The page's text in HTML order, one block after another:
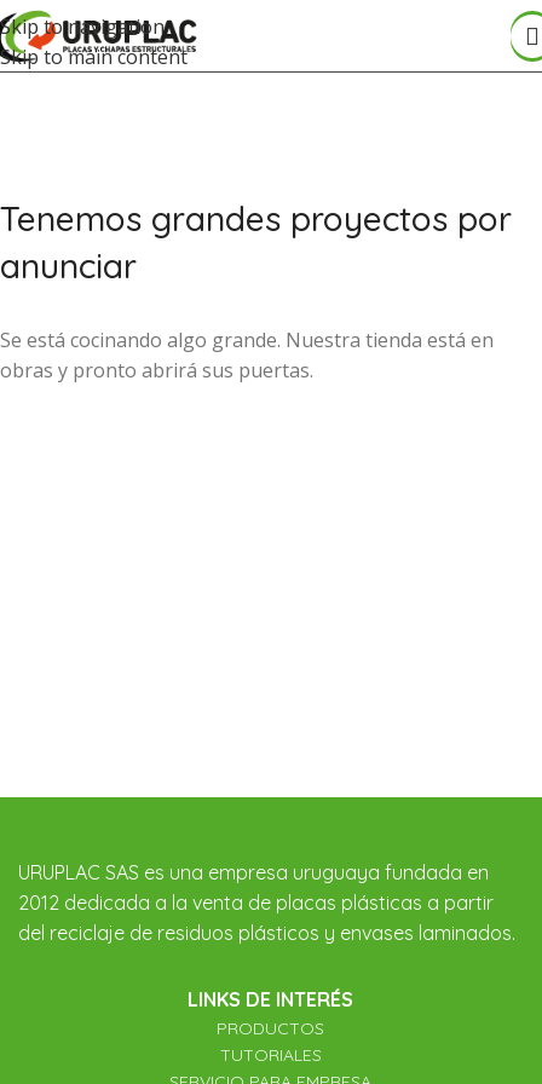
Skip to navigation
Skip to main content
Tenemos grandes proyectos por
anunciar
Se está cocinando algo grande. Nuestra tienda está en
obras y pronto abrirá sus puertas.
URUPLAC SAS es una empresa uruguaya fundada en
2012 dedicada a la venta de placas plásticas a partir
del reciclaje de residuos plásticos y envases laminados.
LINKS DE INTERÉS
PRODUCTOS
TUTORIALES